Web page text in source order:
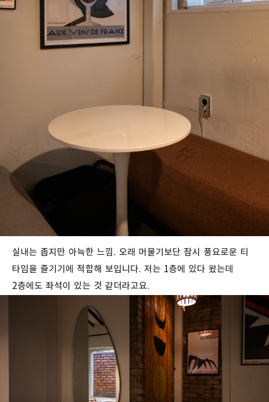
실내는 좁지만 아늑한 느낌. 오래 머물기보단 잠시 풍요로운 티
타임을 즐기기에 적합해 보입니다. 저는 1층에 있다 왔는데
2층에도 좌석이 있는 것 같더라고요.